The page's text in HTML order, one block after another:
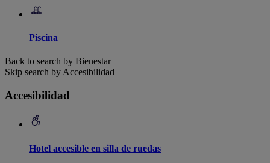
Piscina
Back to search by Bienestar
Skip search by Accesibilidad
Accesibilidad
Hotel accesible en silla de ruedas